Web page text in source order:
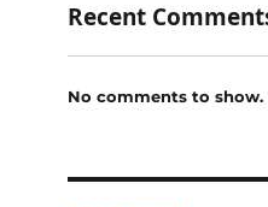
Recent
No comments to show.